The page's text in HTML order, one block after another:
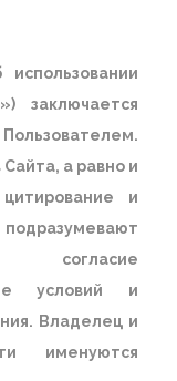
заключается
а равно и
и
согласие
условий и
Владелец и
именуются